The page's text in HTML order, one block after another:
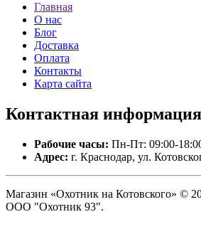
Главная
О нас
Блог
Доставка
Оплата
Контакты
Карта сайта
Контактная информация
Рабочие часы: Пн-Пт: 09:00-
Адрес: г. Краснодар, ул.
Магазин «Охотник на Котовского» ©
ООО "Охотник 93".